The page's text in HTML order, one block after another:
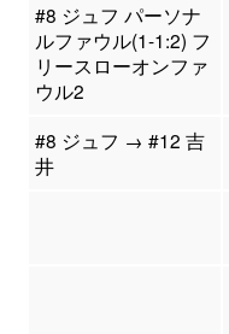
#8 ジュフ パーソナ
ルファウル(1-1:2) フ
リースローオンファ
ウル2
#8 ジュフ → #12 吉
井